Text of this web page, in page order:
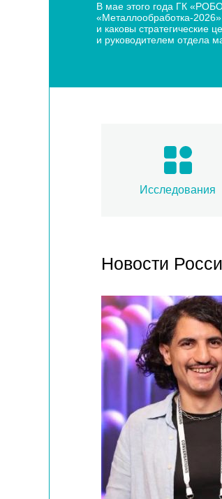
В мае этого года ГК
«Металлообработка-
и каковы
и руководителем отдела
Исследования
Новости